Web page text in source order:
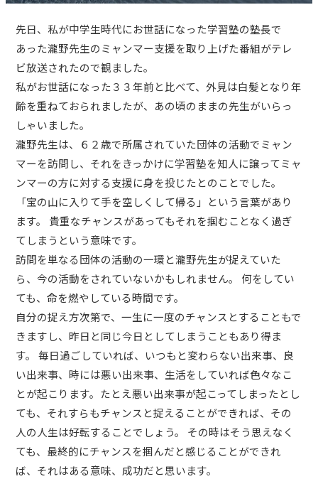
先日、私が中学生時代にお世話になった学習塾の塾長で
あった瀧野先生のミャンマー支援を取り上げた番組がテレ
ビ放送されたので観ました。
私がお世話になった３３年前と比べて、外見は白髪となり年
齢を重ねておられましたが、あの頃のままの先生がいらっ
しゃいました。
瀧野先生は、６２歳で所属されていた団体の活動でミャン
マーを訪問し、それをきっかけに学習塾を知人に譲ってミャ
ンマーの方に対する支援に身を投じたとのことでした。
「宝の山に入りて手を空しくして帰る」という言葉があり
ます。 貴重なチャンスがあってもそれを掴むことなく過ぎ
てしまうという意味です。
訪問を単なる団体の活動の一環と瀧野先生が捉えていた
ら、今の活動をされていないかもしれません。 何をしてい
ても、命を燃やしている時間です。
自分の捉え方次第で、一生に一度のチャンスとすることもで
きますし、昨日と同じ今日としてしまうこともあり得ま
す。 毎日過ごしていれば、いつもと変わらない出来事、良
い出来事、時には悪い出来事、生活をしていれば色々なこ
とが起こります。たとえ悪い出来事が起こってしまったとし
ても、それすらもチャンスと捉えることができれば、その
人の人生は好転することでしょう。 その時はそう思えなく
ても、最終的にチャンスを掴んだと感じることができれ
ば、それはある意味、成功だと思います。